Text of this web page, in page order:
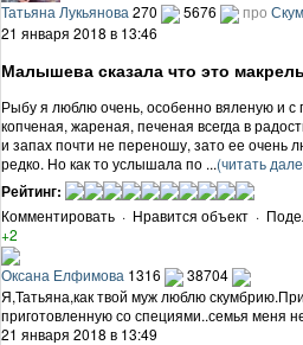
Татьяна Лукьянова270 5676 про
21 января 2018 в 13:46
Малышева сказала что это
Рыбу я люблю очень, особенно вяленую и с
копченая, жареная, печеная всегда в
и запах почти не переношу, зато ее очень
редко. Но как то услышала по ...(читать
Рейтинг:
Комментировать · Нравится объект ·
+2
Оксана Елфимова 1316
38704
Я,Татьяна,как твой муж люблю
приготовленную со специями..семья меня
21 января 2018 в 13:49